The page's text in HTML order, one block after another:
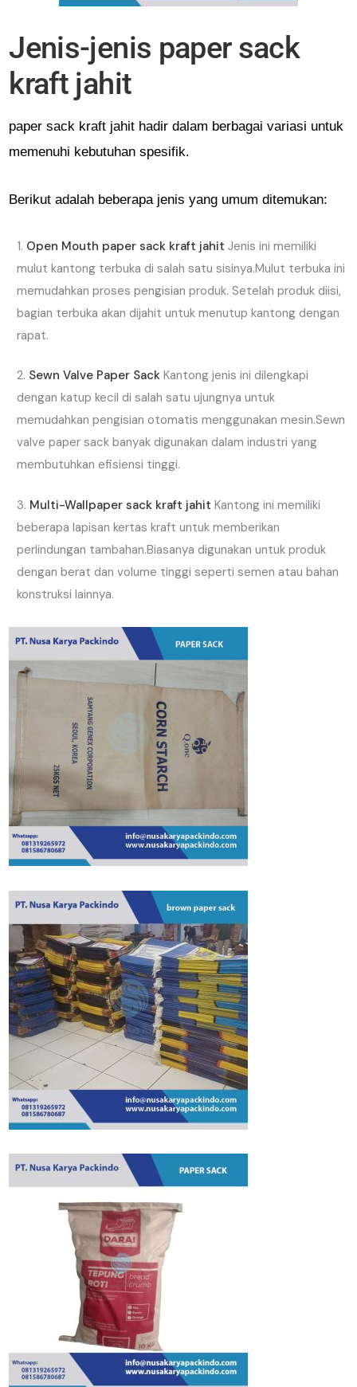
Jenis-jenis paper sack
kraft jahit
paper sack kraft jahit hadir dalam berbagai variasi untuk
memenuhi kebutuhan spesifik.
Berikut adalah beberapa jenis yang umum ditemukan:
Open Mouth paper sack kraft jahit Jenis ini memiliki
mulut kantong terbuka di salah satu sisinya.Mulut terbuka ini
memudahkan proses pengisian produk. Setelah produk diisi,
bagian terbuka akan dijahit untuk menutup kantong dengan
rapat.
Sewn Valve Paper SackKantong jenis ini dilengkapi
dengan katup kecil di salah satu ujungnya untuk
memudahkan pengisian otomatis menggunakan mesin.Sewn
valve paper sack banyak digunakan dalam industri yang
membutuhkan efisiensi tinggi.
Multi-Wallpaper sack kraft jahit Kantong ini memiliki
beberapa lapisan kertas kraft untuk memberikan
perlindungan tambahan.Biasanya digunakan untuk produk
dengan berat dan volume tinggi seperti semen atau bahan
konstruksi lainnya.